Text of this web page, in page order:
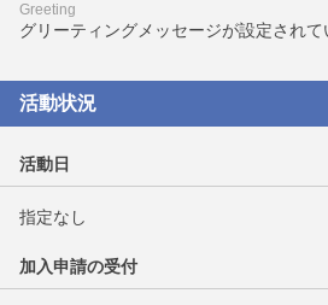
Greeting
グリーティングメッセージが設定されて
活動状況
活動日
指定なし
加入申請の受付